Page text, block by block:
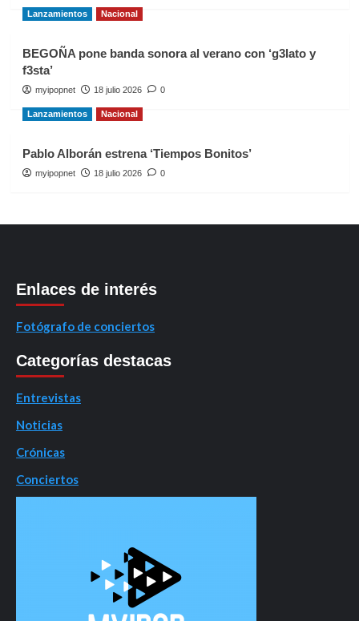
Lanzamientos Nacional
BEGOÑA pone banda sonora al verano con ‘g3lato y
f3sta’
myipopnet 18 julio 2026 0
Lanzamientos Nacional
Pablo Alborán estrena ‘Tiempos Bonitos’
myipopnet 18 julio 2026 0
Enlaces de interés
Fotógrafo de conciertos
Categorías destacas
Entrevistas
Noticias
Crónicas
Conciertos